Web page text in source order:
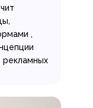
,
рекламных